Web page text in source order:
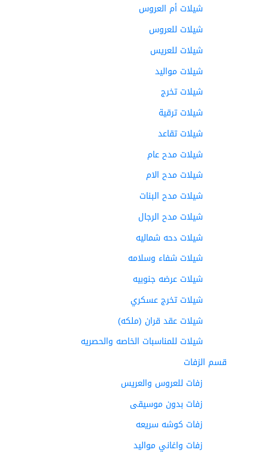
شيلات أم العروس
شيلات للعروس
شيلات للعريس
شيلات مواليد
شيلات تخرج
شيلات ترقية
شيلات تقاعد
شيلات مدح عام
شيلات مدح الام
شيلات مدح البنات
شيلات مدح الرجال
شيلات دحه شماليه
شيلات شفاء وسلامه
شيلات عرضه جنوبيه
شيلات تخرج عسكري
شيلات عقد قران (ملكه)
شيلات للمناسبات الخاصه والحصريه
قسم الزفات
زفات للعروس والعريس
زفات بدون موسيقى
زفات كوشه سريعه
زفات واغاني مواليد